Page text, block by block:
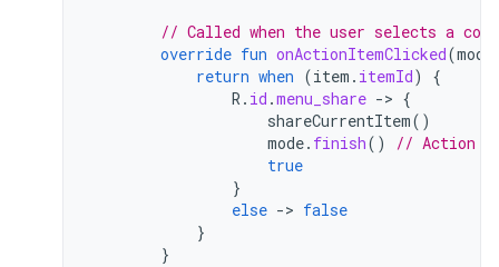
// Called when the user selects a
override fun onActionItemClicked(mode
return when (item . itemId)
{
R . id .menu_share -> {
shareCurrentItem()
mode. finish()
// Action
true
}
else -> false
}
}